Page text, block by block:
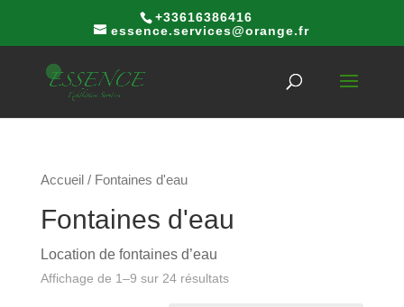
+33616386416
essence.services@orange.fr
Accueil / Fontaines d'eau
Fontaines d'eau
Location de fontaines d’eau
Affichage de 1–9 sur 24 résultats